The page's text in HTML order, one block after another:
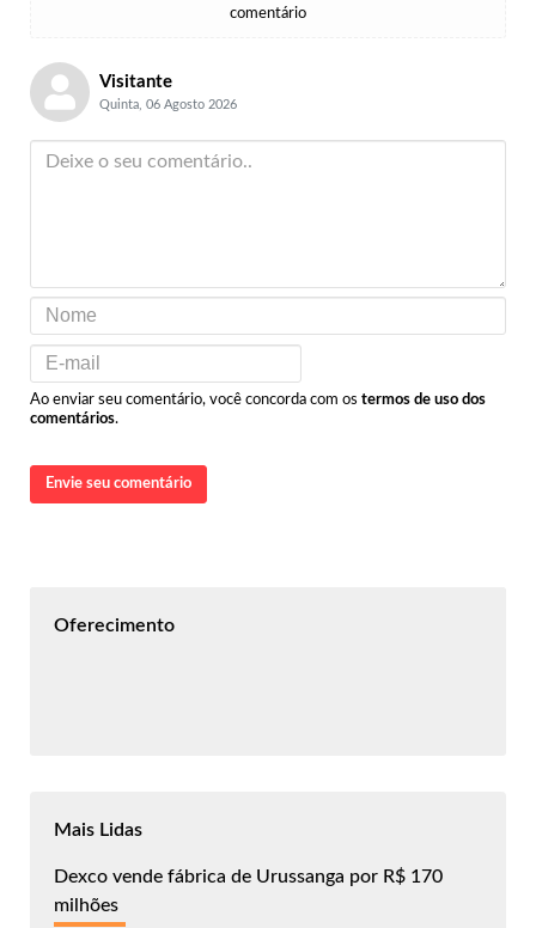
comentário
Visitante
Quinta, 06 Agosto 2026
Ao enviar seu comentário, você concorda com os termos de uso dos
comentários.
Envie seu comentário
Oferecimento
Mais Lidas
Dexco vende fábrica de Urussanga por R$ 170
milhões